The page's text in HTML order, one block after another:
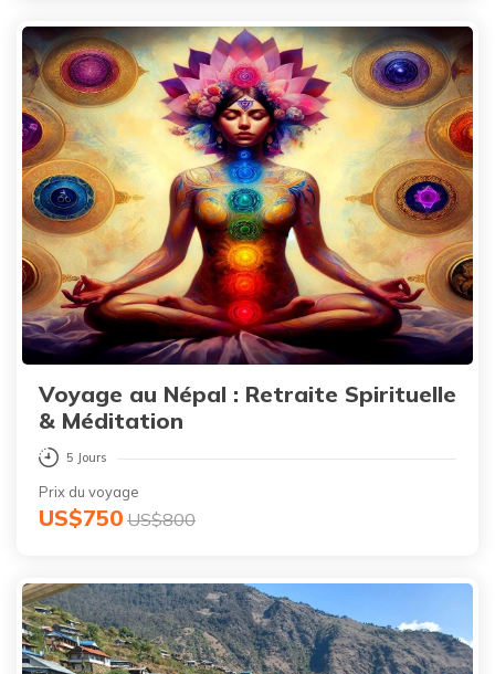
Voyage au Népal : Retraite Spirituelle
& Méditation
5 Jours
Prix du voyage
US$750 US$800